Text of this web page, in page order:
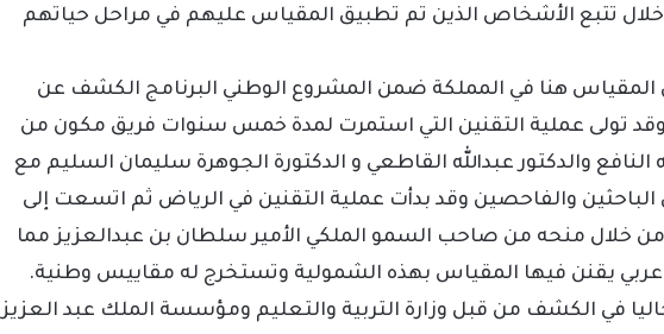
خلال تتبع الأشخاص الذين تم تطبيق المقياس عليهم في مراحل حياتهم
المقياس هنا في المملكة ضمن المشروع الوطني البرنامج الكشف عن
وقد تولى عملية التقنين التي استمرت لمدة خمس سنوات فريق مكون من
النافع والدكتور عبدالله القاطعي و الدكتورة الجوهرة سليمان السليم مع
والفاحصين وقد بدأت عملية التقنين في الرياض ثم اتسعت إلى
خلال منحه من صاحب السمو الملكي الأمير سلطان بن عبدالعزيز مما
عربي يقنن فيها المقياس بهذه الشمولية وتستخرج له مقاييس وطنية.
في الكشف من قبل وزارة التربية والتعليم ومؤسسة الملك عبد العزيز